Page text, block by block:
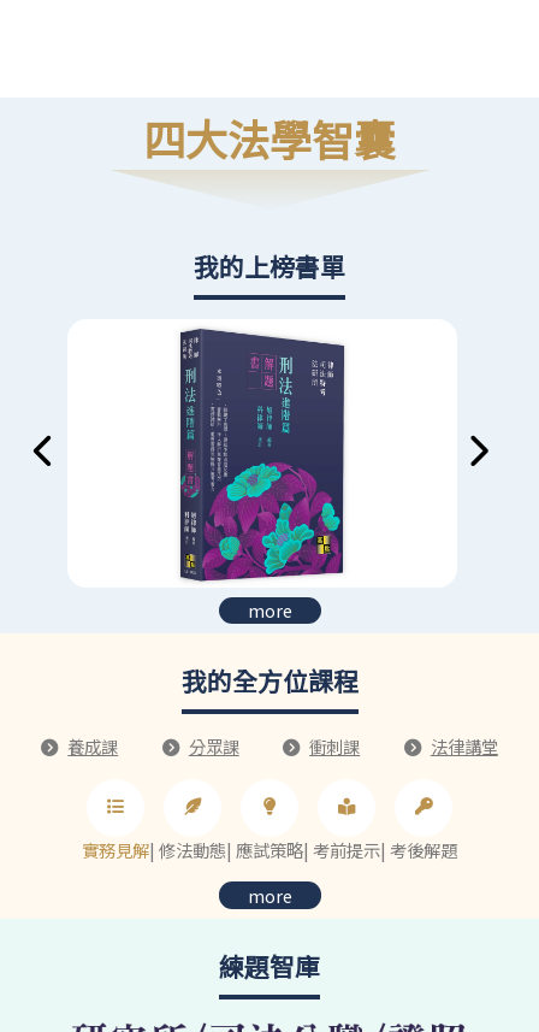
四大法學智囊
我的上榜書單
more
我的全方位課程
養成課 分眾課 衝刺課 法律講堂
實務見解| 修法動態| 應試策略| 考前提示| 考後解題
more
練題智庫